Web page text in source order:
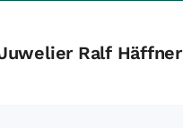
Ralf Häffner